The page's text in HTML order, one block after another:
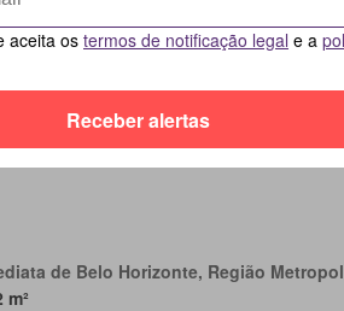
na mão
de Belo Horizonte, Região
m²
aceita os termos de notificação legal e a
Receber alertas